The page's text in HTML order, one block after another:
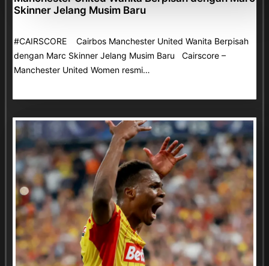
Skinner Jelang Musim Baru
#CAIRSCORE Cairbos Manchester United Wanita Berpisah
dengan Marc Skinner Jelang Musim Baru Cairscore –
Manchester United Women resmi…